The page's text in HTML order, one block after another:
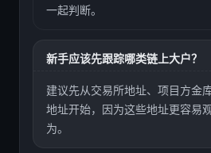
一起判断。
新手应该先跟踪哪类链上大户？
建议先从交易所地址、项目方金
地址开始，因为这些地址更容易
为。